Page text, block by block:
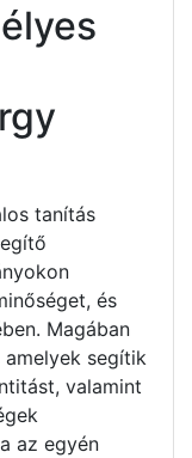
tanítás
és
Magában
segítik
valamint
az egyén